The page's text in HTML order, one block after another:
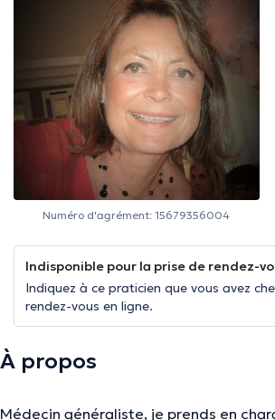
Numéro d'agrément: 15679356004
Indisponible pour la prise de rendez-
Indiquez à ce praticien que vous avez
rendez-vous en ligne.
À propos
Médecin généraliste, je prends en